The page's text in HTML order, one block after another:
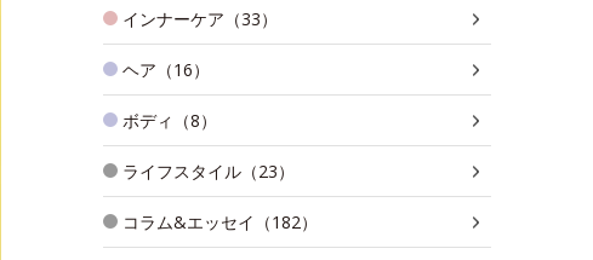
インナーケア（33）
ヘア（16）
ボディ（8）
ライフスタイル（23）
コラム&エッセイ（182）